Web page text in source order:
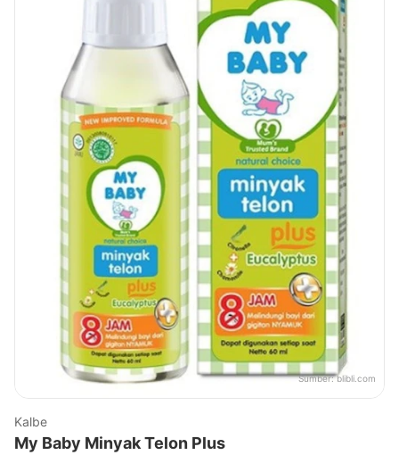
Sumber:blibli.com
Kalbe
My Baby Minyak Telon Plus